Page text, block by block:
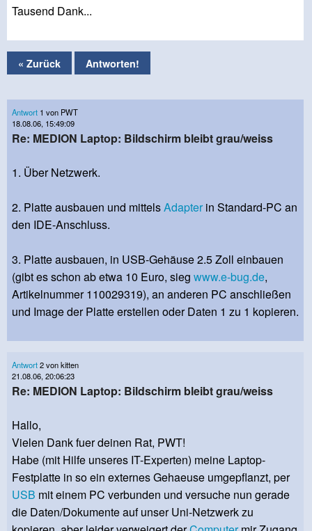
Tausend Dank...
« Zurück Antworten!
Antwort 1 von PWT
18.08.06, 15:49:09
Re: MEDION Laptop: Bildschirm bleibt grau/weiss
1. Über Netzwerk.
2. Platte ausbauen und mittelsAdapter in Standard-PC an
den IDE-Anschluss.
3. Platte ausbauen, in USB-Gehäuse 2.5 Zoll einbauen
(gibt es schon ab etwa 10 Euro, sieg www.e-bug.de,
Artikelnummer 110029319), an anderen PC anschließen
und Image der Platte erstellen oder Daten 1 zu 1 kopieren.
Antwort2 von kitten
21.08.06, 20:06:23
Re: MEDION Laptop: Bildschirm bleibt grau/weiss
Hallo,
Vielen Dank fuer deinen Rat, PWT!
Habe (mit Hilfe unseres IT-Experten) meine Laptop-
Festplatte in so ein externes Gehaeuse umgepflanzt, per
USB mit einem PC verbunden und versuche nun gerade
die Daten/Dokumente auf unser Uni-Netzwerk zu